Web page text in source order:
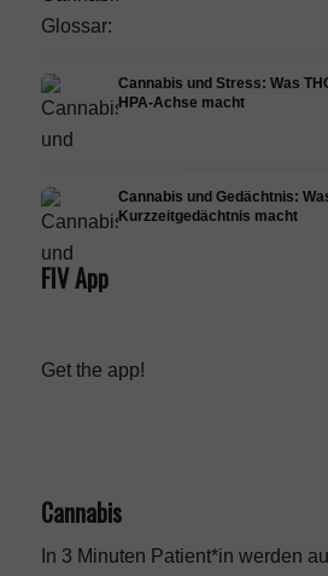
Cannabis und Stress: Was
HPA-Achse macht
Cannabis und Gedächtnis:
Kurzzeitgedächtnis macht
FIV App
Get the app!
Cannabis
In 3 Minuten Patient*in werden